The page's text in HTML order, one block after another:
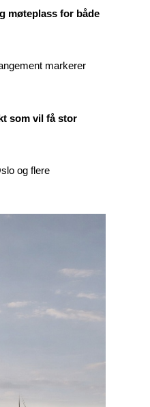
møteplass for både
markerer
som vil få stor
og flere